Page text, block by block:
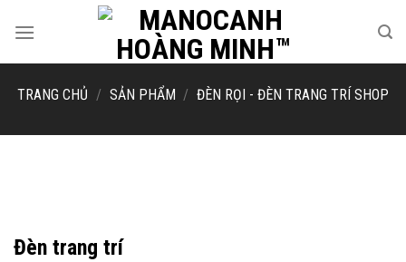
TRANG CHỦ / SẢN PHẨM / ĐÈN RỌI - ĐÈN TRANG TRÍ SHOP
Đèn trang trí